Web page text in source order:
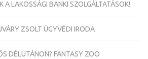
A LAKOSSÁGI BANKI SZOLGÁLTATÁSOK!
ZSOLT ÜGYVÉDI IRODA
DÉLUTÁNON? FANTASY ZOO